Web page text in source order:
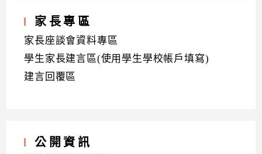
家長專區
家長座談會資料專區
學生家長建言區(使用學生學校帳戶填寫)
建言回覆區
公開資訊